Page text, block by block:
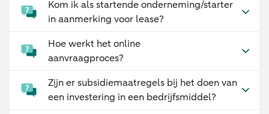
Kom ik als startende onderneming/starter
in aanmerking voor lease?
Hoe werkt het online
aanvraagproces?
Zijn er subsidiemaatregels bij het doen van
een investering in een bedrijfsmiddel?